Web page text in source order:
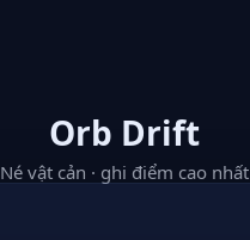
Orb Drift
Né vật cản · ghi điểm cao nhất